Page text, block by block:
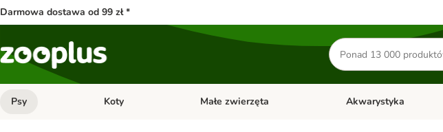
Darmowa dostawa od 99 zł *
Szukaj
produktów
Psy Otwórz menu kategorii: Psy
Koty Otwórz menu kategorii: Koty
Małe zwierzęta Otwórz menu kategorii:
Akwarystyka